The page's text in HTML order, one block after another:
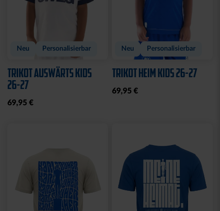
Neu Personalisierbar
TRIKOT AUSWÄRTS KIDS
26-27
69,95 €
Neu Personalisierbar
TRIKOT HEIM KIDS 26-27
69,95 €